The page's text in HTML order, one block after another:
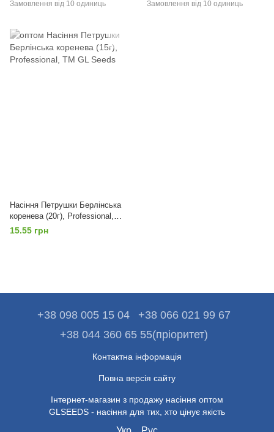
Замовлення від 10 одиниць Замовлення від 10 одиниць
Насіння Петрушки Берлiнська
коренева (20г), Professional,
TM GL Seeds
15.55 грн
+38 098 005 15 04
+38 066 021 99 67
+38 044 360 65 55(пріоритет)
Контактна інформація
Повна версія сайту
Інтернет-магазин з продажу насіння оптом
GLSEEDS - насіння для тих, хто цінує якість